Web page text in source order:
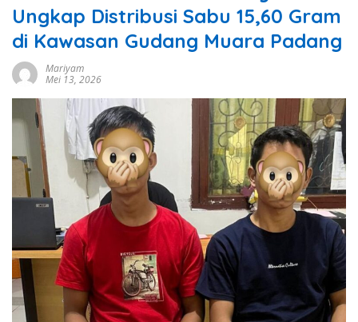
Ungkap Distribusi Sabu 15,60 Gram
di Kawasan Gudang Muara Padang
Mariyam
Mei 13, 2026